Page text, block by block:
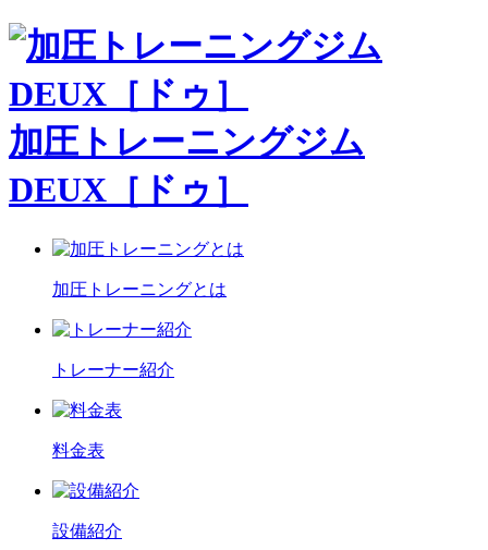
加圧トレーニングジム
DEUX［ドゥ］
加圧トレーニングとは
トレーナー紹介
料金表
設備紹介